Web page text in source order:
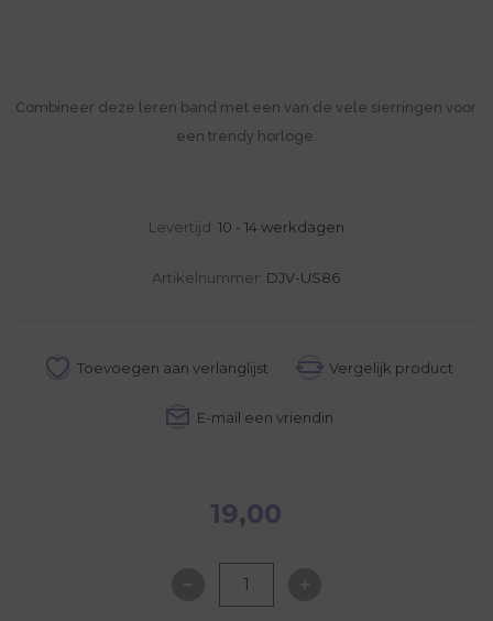
Combineer deze leren band met een van de vele sierringen voor
een trendy horloge.
Levertijd: 10 - 14 werkdagen
Artikelnummer: DJV-US86
19,00